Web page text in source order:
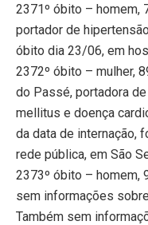
2371º óbito – homem,
portador de
óbito dia 23/06, em
2372º óbito – mulher,
do Passé, portadora
mellitus e doença
da data de internação,
rede pública, em São
2373º óbito – homem,
sem informações
Também sem